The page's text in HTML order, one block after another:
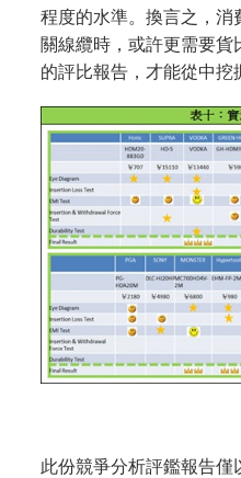
程度的水準。換言之，消
關線纜時，或許更需要貨
的評比報告，才能從中挖
此份競爭分析評鑑報告